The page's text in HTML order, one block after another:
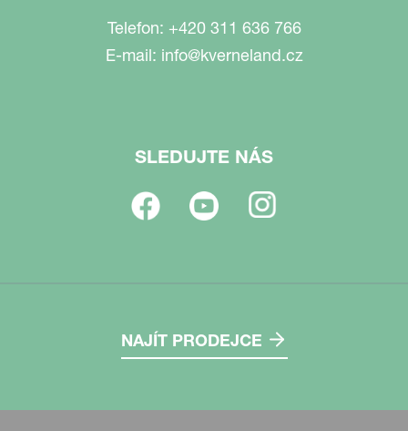
Telefon: +420 311 636 766
E-mail: info@kverneland.cz
SLEDUJTE NÁS
NAJÍT PRODEJCE